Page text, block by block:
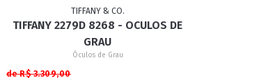
TIFFANY & CO.
TIFFANY 2279D 8268 - OCULOS DE
GRAU
Óculos de Grau
de R$ 3.309,00